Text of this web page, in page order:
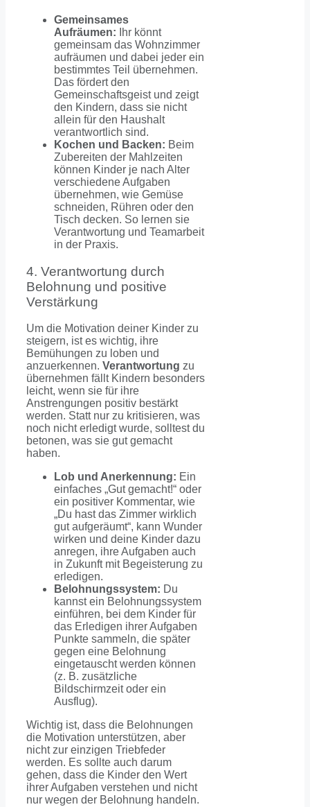
Gemeinsames
Aufräumen: Ihr könnt
gemeinsam das Wohnzimmer
aufräumen und dabei jeder ein
bestimmtes Teil übernehmen.
Das fördert den
Gemeinschaftsgeist und zeigt
den Kindern, dass sie nicht
allein für den Haushalt
verantwortlich sind.
Kochen und Backen: Beim
Zubereiten der Mahlzeiten
können Kinder je nach Alter
verschiedene Aufgaben
übernehmen, wie Gemüse
schneiden, Rühren oder den
Tisch decken. So lernen sie
Verantwortung und Teamarbeit
in der Praxis.
4. Verantwortung durch
Belohnung und positive
Verstärkung
Um die Motivation deiner Kinder zu
steigern, ist es wichtig, ihre
Bemühungen zu loben und
anzuerkennen. Verantwortung zu
übernehmen fällt Kindern besonders
leicht, wenn sie für ihre
Anstrengungen positiv bestärkt
werden. Statt nur zu kritisieren, was
noch nicht erledigt wurde, solltest du
betonen, was sie gut gemacht
haben.
Lob und Anerkennung: Ein
einfaches „Gut gemacht!“ oder
ein positiver Kommentar, wie
„Du hast das Zimmer wirklich
gut aufgeräumt“, kann Wunder
wirken und deine Kinder dazu
anregen, ihre Aufgaben auch
in Zukunft mit Begeisterung zu
erledigen.
Belohnungssystem: Du
kannst ein Belohnungssystem
einführen, bei dem Kinder für
das Erledigen ihrer Aufgaben
Punkte sammeln, die später
gegen eine Belohnung
eingetauscht werden können
(z. B. zusätzliche
Bildschirmzeit oder ein
Ausflug).
Wichtig ist, dass die Belohnungen
die Motivation unterstützen, aber
nicht zur einzigen Triebfeder
werden. Es sollte auch darum
gehen, dass die Kinder den Wert
ihrer Aufgaben verstehen und nicht
nur wegen der Belohnung handeln.